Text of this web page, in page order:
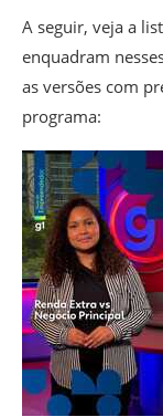
A seguir, veja a
enquadram
as versões com
programa: